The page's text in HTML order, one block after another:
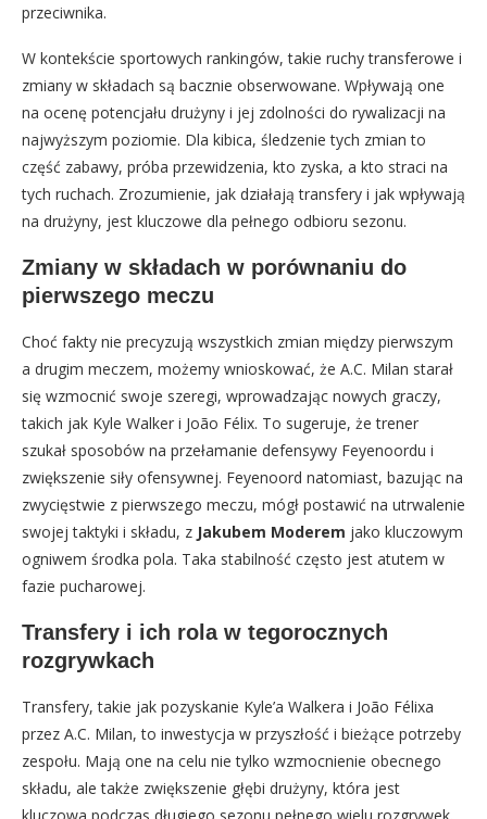
przeciwnika.
W kontekście sportowych rankingów, takie ruchy transferowe i
zmiany w składach są bacznie obserwowane. Wpływają one
na ocenę potencjału drużyny i jej zdolności do rywalizacji na
najwyższym poziomie. Dla kibica, śledzenie tych zmian to
część zabawy, próba przewidzenia, kto zyska, a kto straci na
tych ruchach. Zrozumienie, jak działają transfery i jak wpływają
na drużyny, jest kluczowe dla pełnego odbioru sezonu.
Zmiany w składach w porównaniu do
pierwszego meczu
Choć fakty nie precyzują wszystkich zmian między pierwszym
a drugim meczem, możemy wnioskować, że A.C. Milan starał
się wzmocnić swoje szeregi, wprowadzając nowych graczy,
takich jak Kyle Walker i João Félix. To sugeruje, że trener
szukał sposobów na przełamanie defensywy Feyenoordu i
zwiększenie siły ofensywnej. Feyenoord natomiast, bazując na
zwycięstwie z pierwszego meczu, mógł postawić na utrwalenie
swojej taktyki i składu, z Jakubem Moderem jako kluczowym
ogniwem środka pola. Taka stabilność często jest atutem w
fazie pucharowej.
Transfery i ich rola w tegorocznych
rozgrywkach
Transfery, takie jak pozyskanie Kyle’a Walkera i João Félixa
przez A.C. Milan, to inwestycja w przyszłość i bieżące potrzeby
zespołu. Mają one na celu nie tylko wzmocnienie obecnego
składu, ale także zwiększenie głębi drużyny, która jest
kluczowa podczas długiego sezonu pełnego wielu rozgrywek.